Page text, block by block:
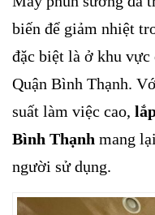
biến để giảm nhiệt
đặc biệt là ở khu
Quận Bình Thạnh.
suất làm việc cao,
Bình Thạnh mang
người sử dụng.